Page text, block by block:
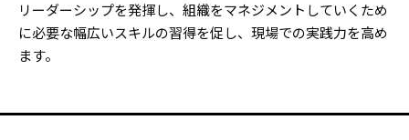
リーダーシップを発揮し、組織をマネジメントしていくため
に必要な幅広いスキルの習得を促し、現場での実践力を高め
ます。